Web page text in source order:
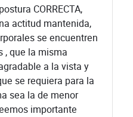
CORRECTA,
actitud mantenida,
se encuentren
, que la misma
a la vista y
se requiera para la
sea la de menor
importante